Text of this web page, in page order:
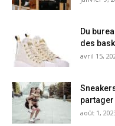
Du
des
avril 15,
partager
août 1,